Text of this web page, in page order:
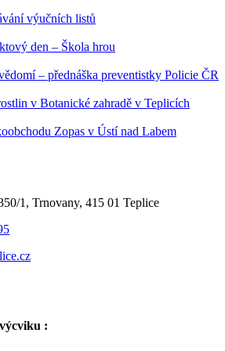
výučních listů
den – Škola hrou
– přednáška preventistky Policie ČR
v Botanické zahradě v Teplicích
Zopas v Ústí nad Labem
1, Trnovany, 415 01 Teplice
: